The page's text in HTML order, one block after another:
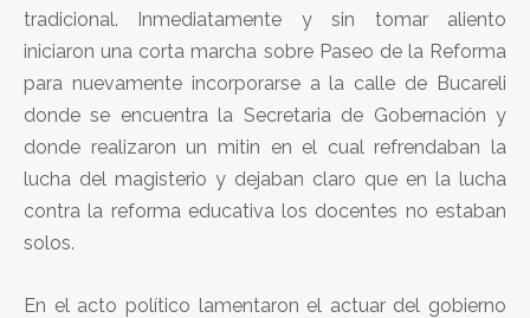
tradicional. Inmediatamente y sin tomar aliento
iniciaron una corta marcha sobre Paseo de la Reforma
para nuevamente incorporarse a la calle de Bucareli
donde se encuentra la Secretaria de Gobernación y
donde realizaron un mitin en el cual refrendaban la
lucha del magisterio y dejaban claro que en la lucha
contra la reforma educativa los docentes no estaban
solos.
En el acto político lamentaron el actuar del gobierno